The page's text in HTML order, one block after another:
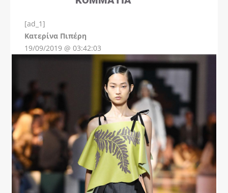
[ad_1]
Kατερίνα Πιπέρη
19/09/2019 @ 03:42:03